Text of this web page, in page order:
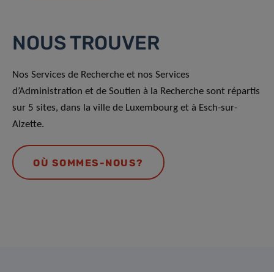
NOUS TROUVER
Nos Services de Recherche et nos Services
d’Administration et de Soutien à la Recherche sont répartis
sur 5 sites, dans la ville de Luxembourg et à Esch-sur-
Alzette.
OÙ SOMMES-NOUS?